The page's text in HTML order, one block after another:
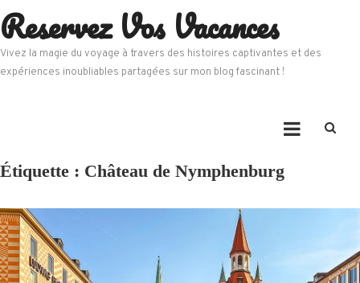
Skip
to
content
Reservez Vos Vacances
Vivez la magie du voyage à travers des histoires captivantes et des
expériences inoubliables partagées sur mon blog fascinant !
Étiquette : Château de Nymphenburg